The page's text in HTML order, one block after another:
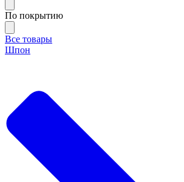
По покрытию
Все товары
Шпон